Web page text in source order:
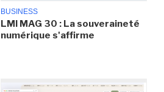
BUSINESS
LMI MAG 30 : La souveraineté
numérique s'affirme